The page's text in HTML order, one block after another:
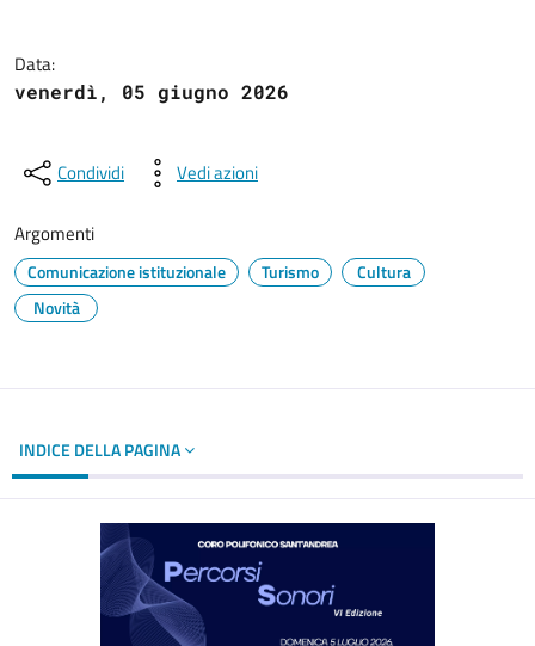
Data:
venerdì, 05 giugno 2026
Condividi Vedi azioni
Argomenti
Comunicazione istituzionale Turismo
Cultura
Novità
INDICE DELLA PAGINA